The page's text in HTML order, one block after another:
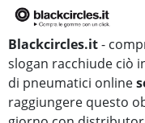
Blackcircles.it-
slogan racchiude ciò
di pneumatici online
raggiungere questo